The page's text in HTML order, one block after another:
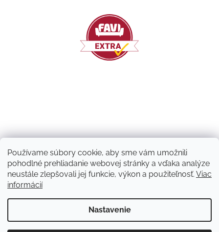
Používame súbory cookie, aby sme vám umožnili
pohodlné prehliadanie webovej stránky a vďaka analýze
neustále zlepšovali jej funkcie, výkon a použiteľnosť. Viac
informácií
Nastavenie